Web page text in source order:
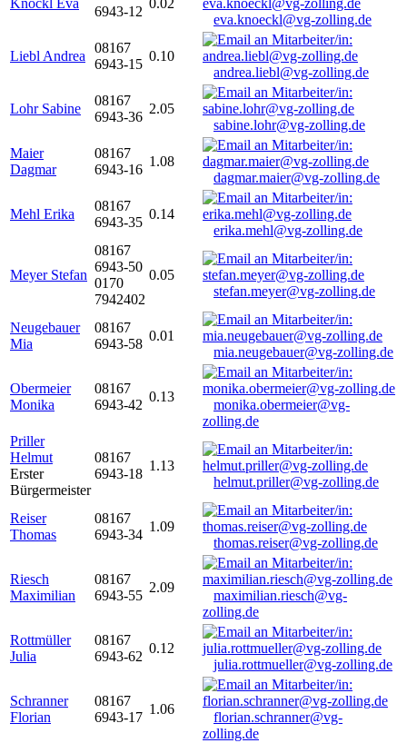
Knöckl Eva
6943-12
0.02
eva.knoeckl@vg-zolling.de
Liebl Andrea
08167
6943-15
0.10
andrea.liebl@vg-zolling.de
Lohr Sabine
08167
6943-36
2.05
sabine.lohr@vg-zolling.de
Maier
Dagmar
08167
6943-16
1.08
dagmar.maier@vg-zolling.de
Mehl Erika
08167
6943-35
0.14
erika.mehl@vg-zolling.de
Meyer Stefan
08167
6943-50
0170
7942402
0.05
stefan.meyer@vg-zolling.de
Neugebauer
Mia
08167
6943-58
0.01
mia.neugebauer@vg-zolling.de
Obermeier
Monika
08167
6943-42
0.13
monika.obermeier@vg-
zolling.de
Priller
Helmut
Erster
Bürgermeister
08167
6943-18
1.13
helmut.priller@vg-zolling.de
Reiser
Thomas
08167
6943-34
1.09
thomas.reiser@vg-zolling.de
Riesch
Maximilian
08167
6943-55
2.09
maximilian.riesch@vg-
zolling.de
Rottmüller
Julia
08167
6943-62
0.12
julia.rottmueller@vg-zolling.de
Schranner
Florian
08167
6943-17
1.06
florian.schranner@vg-
zolling.de